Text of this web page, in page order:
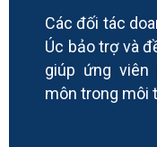
Các đối tác
Úc bảo trợ và
giúp ứng viên
môn trong môi